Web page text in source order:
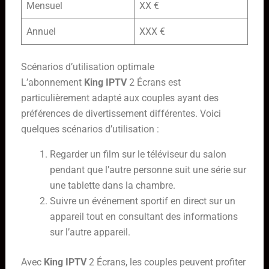
Mensuel XX €
Annuel XXX €
Scénarios d’utilisation optimale
L’abonnement King IPTV2 Écrans est
particulièrement adapté aux couples ayant des
préférences de divertissement différentes. Voici
quelques scénarios d’utilisation :
Regarder un film sur le téléviseur du salon
pendant que l’autre personne suit une série sur
une tablette dans la chambre.
Suivre un événement sportif en direct sur un
appareil tout en consultant des informations
sur l’autre appareil.
Avec King IPTV2 Écrans, les couples peuvent profiter